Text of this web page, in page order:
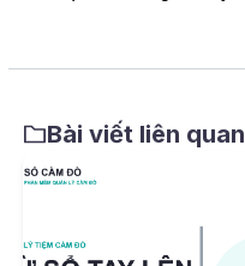
Bài viết liên quan